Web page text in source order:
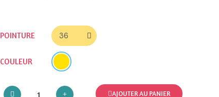
POINTURE
COULEUR
AJOUTER AU PANIER